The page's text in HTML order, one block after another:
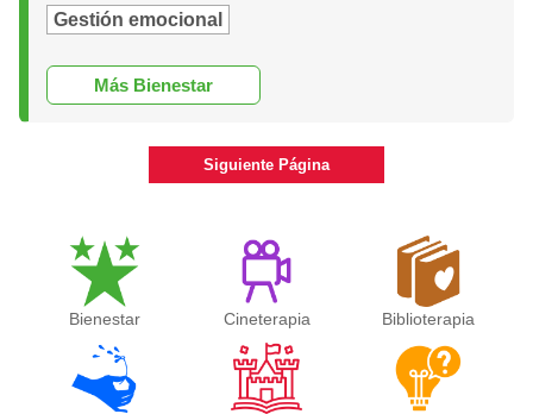
Gestión emocional
Más Bienestar
Siguiente Página
Bienestar Cineterapia Biblioterapia